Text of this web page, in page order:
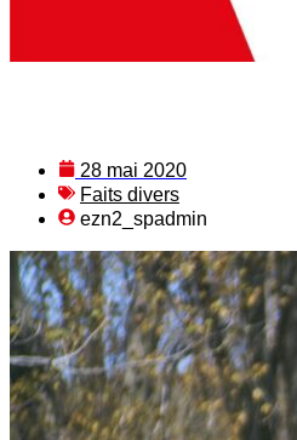
28 mai 2020
Faits divers
ezn2_spadmin